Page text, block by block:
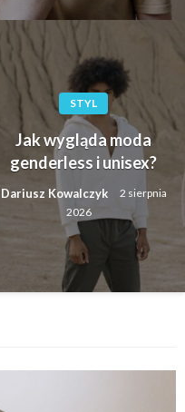
STYL
Jak wygląda moda
genderless i unisex?
Dariusz Kowalczyk
2 sierpnia
2026